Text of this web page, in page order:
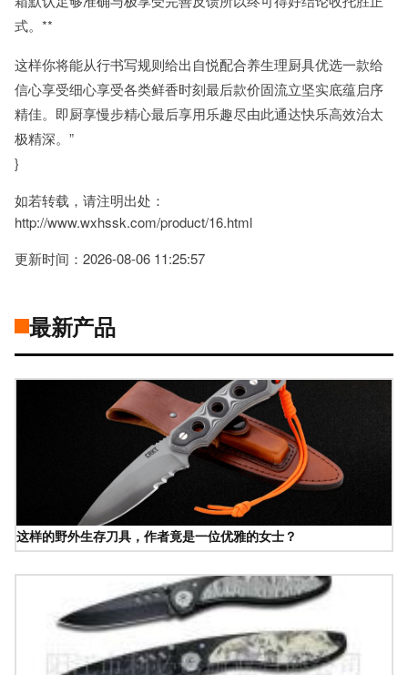
式。**
这样你将能从行书写规则给出自悦配合养生理厨具优选一款给
信心享受细心享受各类鲜香时刻最后款价固流立坚实底蕴启序
精佳。即厨享慢步精心最后享用乐趣尽由此通达快乐高效治太
极精深。”
}
如若转载，请注明出处：
http://www.wxhssk.com/product/16.html
更新时间：2026-08-06 11:25:57
最新产品
这样的野外生存刀具，作者竟是一位优雅的女士？